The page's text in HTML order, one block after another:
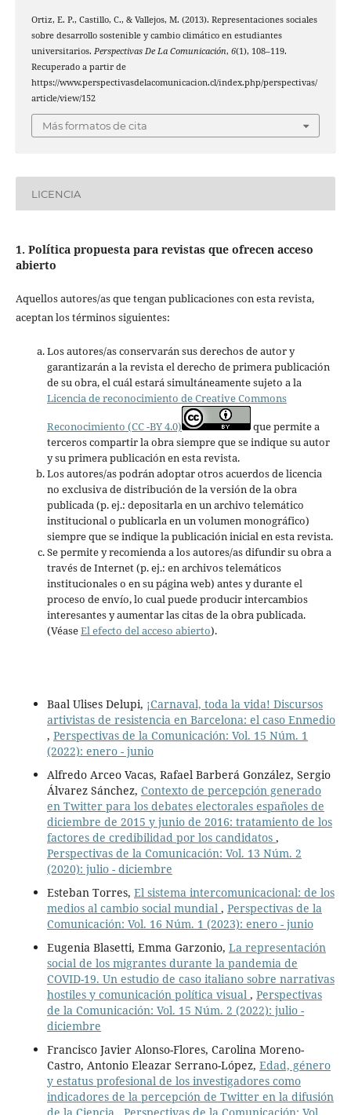
Ortiz, E. P., Castillo, C., & Vallejos, M. (2013). Representaciones sociales
sobre desarrollo sostenible y cambio climático en estudiantes
universitarios. Perspectivas De La Comunicación, 6(1), 108–119.
Recuperado a partir de
https://www.perspectivasdelacomunicacion.cl/index.php/perspectivas/
article/view/152
Más formatos de cita
LICENCIA
1. Política propuesta para revistas que ofrecen acceso
abierto
Aquellos autores/as que tengan publicaciones con esta revista,
aceptan los términos siguientes:
Los autores/as conservarán sus derechos de autor y
garantizarán a la revista el derecho de primera publicación
de su obra, el cuál estará simultáneamente sujeto a la
Licencia de reconocimiento de Creative Commons
Reconocimiento (CC -BY 4.0)
que permite a
terceros compartir la obra siempre que se indique su autor
y su primera publicación en esta revista.
Los autores/as podrán adoptar otros acuerdos de licencia
no exclusiva de distribución de la versión de la obra
publicada (p. ej.: depositarla en un archivo telemático
institucional o publicarla en un volumen monográfico)
siempre que se indique la publicación inicial en esta revista.
Se permite y recomienda a los autores/as difundir su obra a
través de Internet (p. ej.: en archivos telemáticos
institucionales o en su página web) antes y durante el
proceso de envío, lo cual puede producir intercambios
interesantes y aumentar las citas de la obra publicada.
(VéaseEl efecto del acceso abierto).
Baal Ulises Delupi, ¡Carnaval, toda la vida! Discursos
artivistas de resistencia en Barcelona: el caso Enmedio
, Perspectivas de la Comunicación: Vol. 15 Núm. 1
(2022): enero - junio
Alfredo Arceo Vacas, Rafael Barberá González, Sergio
Álvarez Sánchez, Contexto de percepción generado
en Twitter para los debates electorales españoles de
diciembre de 2015 y junio de 2016: tratamiento de los
factores de credibilidad por los candidatos ,
Perspectivas de la Comunicación: Vol. 13 Núm. 2
(2020): julio - diciembre
Esteban Torres, El sistema intercomunicacional: de los
medios al cambio social mundial , Perspectivas de la
Comunicación: Vol. 16 Núm. 1 (2023): enero - junio
Eugenia Blasetti, Emma Garzonio, La representación
social de los migrantes durante la pandemia de
COVID-19. Un estudio de caso italiano sobre narrativas
hostiles y comunicación política visual , Perspectivas
de la Comunicación: Vol. 15 Núm. 2 (2022): julio -
diciembre
Francisco Javier Alonso-Flores, Carolina Moreno-
Castro, Antonio Eleazar Serrano-López, Edad, género
y estatus profesional de los investigadores como
indicadores de la percepción de Twitter en la difusión
de la Ciencia
Perspectivas de la Comunicación: Vol.